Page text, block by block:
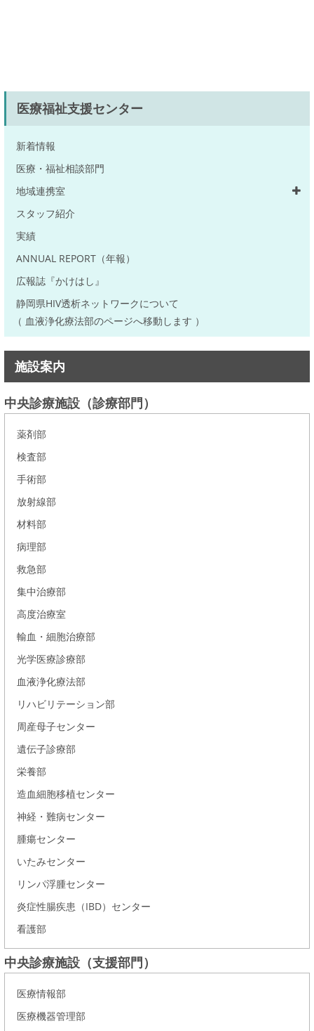
医療福祉支援センター
新着情報
医療・福祉相談部門
地域連携室
スタッフ紹介
実績
ANNUAL REPORT（年報）
広報誌『かけはし』
静岡県HIV透析ネットワークについて
（ 血液浄化療法部のページへ移動します ）
施設案内
中央診療施設（診療部門）
薬剤部
検査部
手術部
放射線部
材料部
病理部
救急部
集中治療部
高度治療室
輸血・細胞治療部
光学医療診療部
血液浄化療法部
リハビリテーション部
周産母子センター
遺伝子診療部
栄養部
造血細胞移植センター
神経・難病センター
腫瘍センター
いたみセンター
リンパ浮腫センター
炎症性腸疾患（IBD）センター
看護部
中央診療施設（支援部門）
医療情報部
医療機器管理部